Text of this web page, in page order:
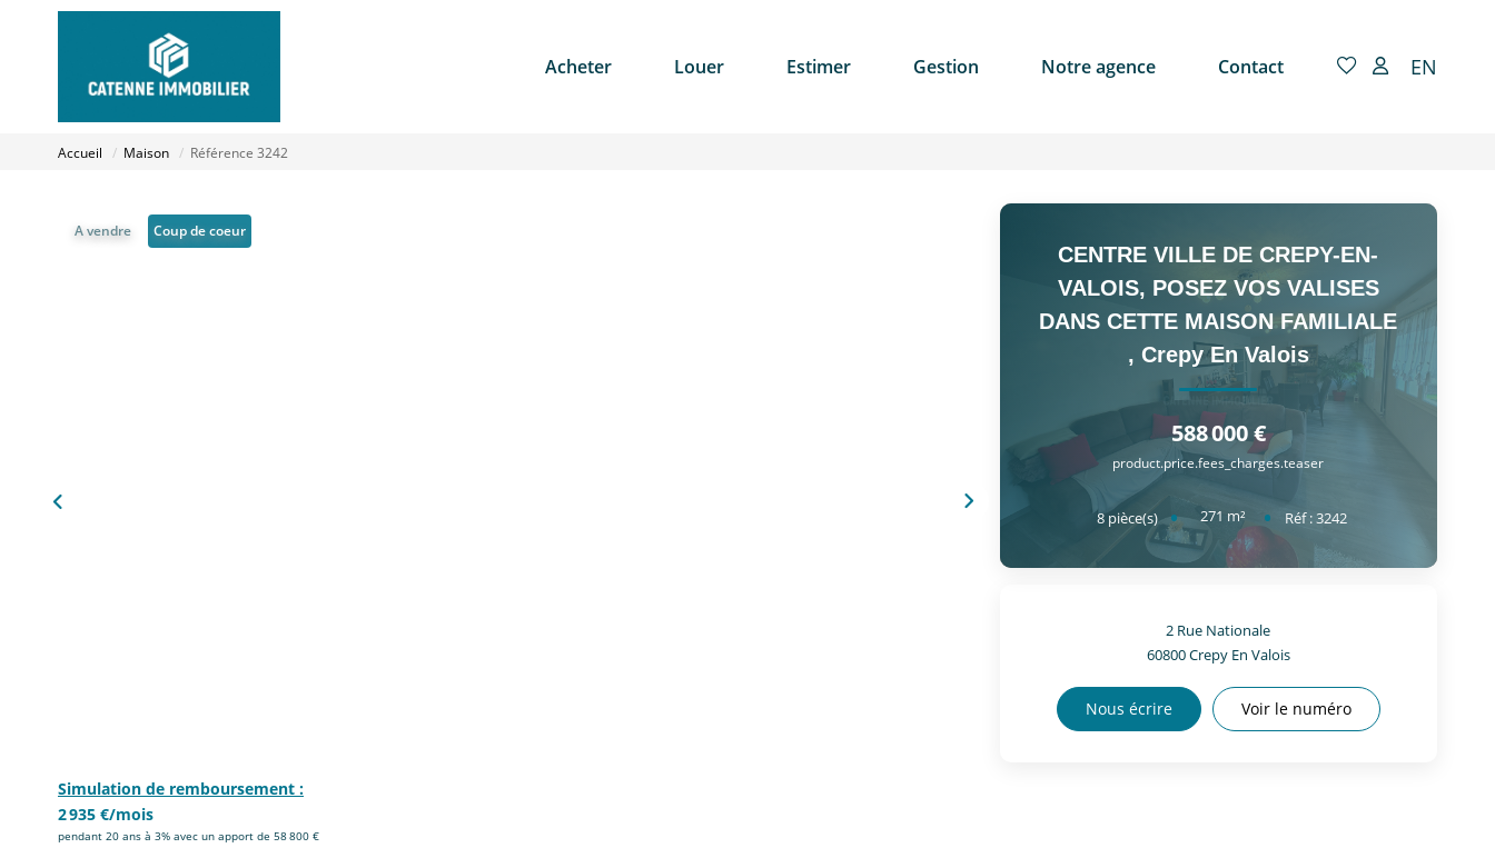
Acheter Louer Estimer Gestion Notre agence Contact EN
Accueil Maison Référence 3242
A vendre Coup de coeur
Simulation de remboursement :
2 935 €/mois
pendant 20 ans à 3% avec un apport de 58 800 €
CENTRE VILLE DE CREPY-EN-
VALOIS, POSEZ VOS VALISES
DANS CETTE MAISON FAMILIALE
, Crepy En Valois
588 000 €
product.price.fees_charges.teaser
8pièce(s) 271 m² Réf :3242
2 Rue Nationale
60800Crepy En Valois
Nous écrire Voir le numéro